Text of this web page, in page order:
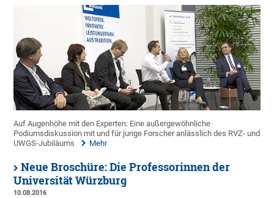
Auf Augenhöhe mit den Experten: Eine außergewöhnliche
Podiumsdiskussion mit und für junge Forscher anlässlich des RVZ- und
UWGS-Jubiläums
Mehr
Neue Broschüre: Die Professorinnen der
Universität Würzburg
10.08.2016